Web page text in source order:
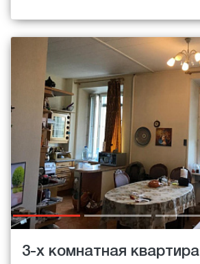
3-х комнатная квартира